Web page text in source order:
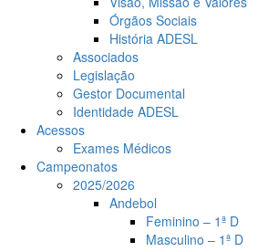
Órgãos Sociais
História ADESL
Associados
Legislação
Gestor Documental
Identidade ADESL
Acessos
Exames Médicos
Campeonatos
2025/2026
Andebol
Feminino – 1ª D
Masculino – 1ª D